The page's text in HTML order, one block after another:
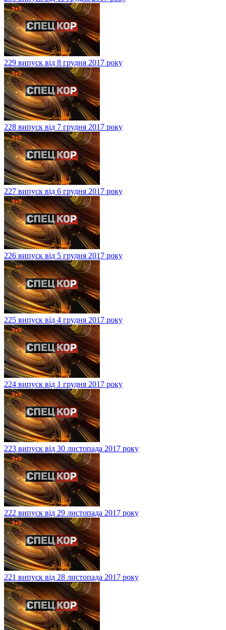
229 випуск від 8 грудня 2017 року
228 випуск від 7 грудня 2017 року
227 випуск від 6 грудня 2017 року
226 випуск від 5 грудня 2017 року
225 випуск від 4 грудня 2017 року
224 випуск від 1 грудня 2017 року
223 випуск від 30 листопада 2017 року
222 випуск від 29 листопада 2017 року
221 випуск від 28 листопада 2017 року